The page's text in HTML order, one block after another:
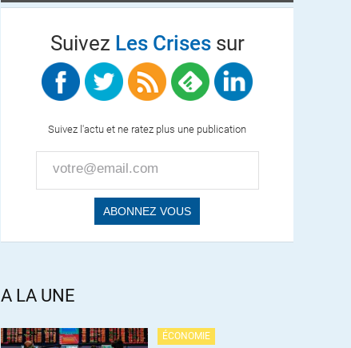
Suivez Les Crisessur
Suivez l'actu et ne ratez plus une publication
A LA UNE
ÉCONOMIE